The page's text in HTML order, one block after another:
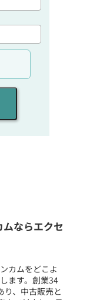
ならエクセ
カムをどこよ
ます。創業34
り、中古販売と